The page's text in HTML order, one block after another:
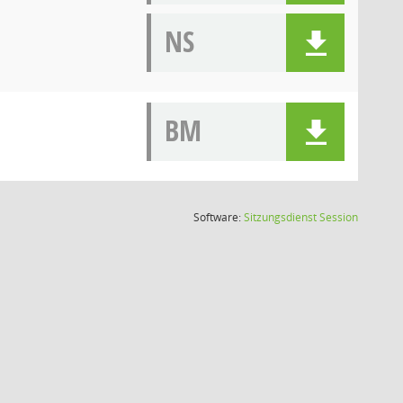
NS
BM
Software:SitzungsdienstSession(Wird in